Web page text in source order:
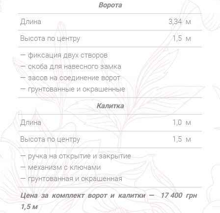
Ворота
Длина
3,34 м
Высота по центру
1,5 м
— фиксация двух створов
— скоба для навесного замка
— засов на соединение ворот
— грунтованные и окрашенные
Калитка
Длина
1,0 м
Высота по центру
1,5 м
— ручка на открытие и закрытие
— механизм с ключами
— грунтованная и окрашенная
Цена за комплект ворот и калитки —
1,5 м
17 400 грн